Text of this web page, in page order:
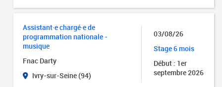
Assistant·e chargé·e de
programmation nationale -
musique
Fnac Darty
Ivry-sur-Seine (94)
03/08/26
Stage 6 mois
Début : 1er
septembre 2026